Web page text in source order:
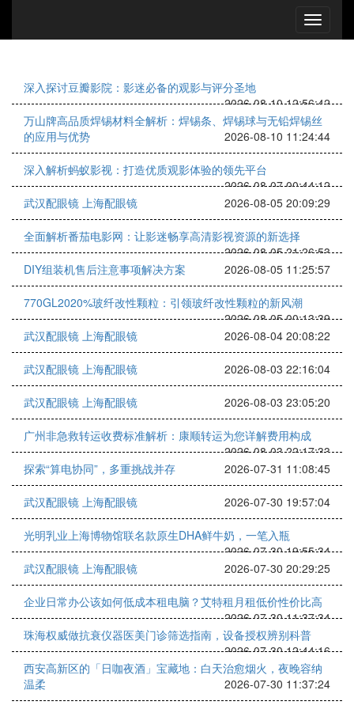
深入探讨豆瓣影院：影迷必备的观影与评分圣地
2026-08-10 12:56:42
万山牌高品质焊锡材料全解析：焊锡条、焊锡球与无铅焊锡丝
的应用与优势
2026-08-10 11:24:44
深入解析蚂蚁影视：打造优质观影体验的领先平台
2026-08-07 00:44:12
武汉配眼镜 上海配眼镜
2026-08-05 20:09:29
全面解析番茄电影网：让影迷畅享高清影视资源的新选择
2026-08-05 21:26:53
DIY组装机售后注意事项解决方案
2026-08-05 11:25:57
770GL2020%玻纤改性颗粒：引领玻纤改性颗粒的新风潮
2026-08-05 00:13:39
武汉配眼镜 上海配眼镜
2026-08-04 20:08:22
武汉配眼镜 上海配眼镜 2026-08-03 22:16:04
武汉配眼镜 上海配眼镜 2026-08-03 23:05:20
广州非急救转运收费标准解析：康顺转运为您详解费用构成
2026-08-03 22:17:33
探索“算电协同”，多重挑战并存
2026-07-31 11:08:45
武汉配眼镜 上海配眼镜 2026-07-30 19:57:04
光明乳业上海博物馆联名款原生DHA鲜牛奶，一笔入瓶
2026-07-30 19:55:34
武汉配眼镜 上海配眼镜
2026-07-30 20:29:25
企业日常办公该如何低成本租电脑？艾特租月租低价性价比高
2026-07-30 11:37:34
珠海权威做抗衰仪器医美门诊筛选指南，设备授权辨别科普
2026-07-30 12:44:16
西安高新区的「日咖夜酒」宝藏地：白天治愈烟火，夜晚容纳
温柔
2026-07-30 11:37:24